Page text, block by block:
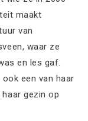
maakt
van
waar ze
en les gaf.
een van haar
gezin op